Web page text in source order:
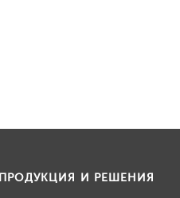
ПРОДУКЦИЯ И РЕШЕНИЯ